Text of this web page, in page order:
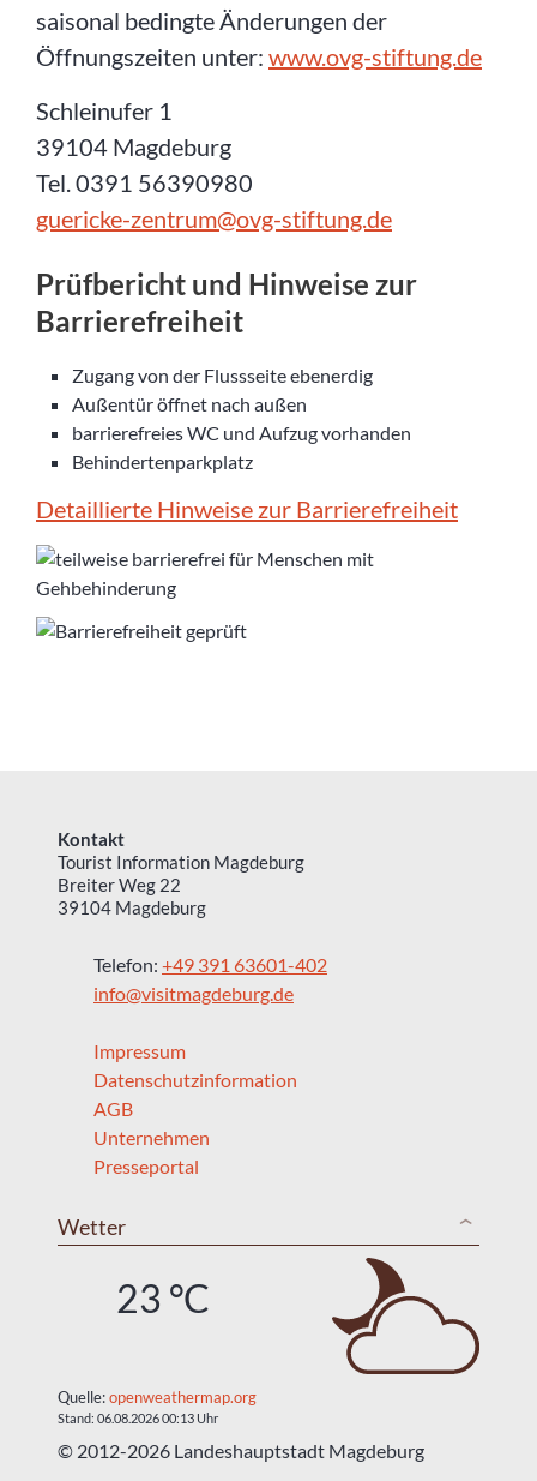
saisonal bedingte Änderungen der
Öffnungszeiten unter: www.ovg-stiftung.de
Schleinufer 1
39104 Magdeburg
Tel. 0391 56390980
guericke-zentrum@ovg-stiftung.de
Prüfbericht und Hinweise zur
Barrierefreiheit
Zugang von der Flussseite ebenerdig
Außentür öffnet nach außen
barrierefreies WC und Aufzug vorhanden
Behindertenparkplatz
Detaillierte Hinweise zur Barrierefreiheit
Kontakt
Tourist Information Magdeburg
Breiter Weg 22
39104 Magdeburg
Telefon: +49 391 63601-402
info@visitmagdeburg.de
Impressum
Datenschutzinformation
AGB
Unternehmen
Presseportal
Wetter
23 °C
Quelle:openweathermap.org
Stand: 06.08.2026 00:13 Uhr
© 2012-2026 Landeshauptstadt Magdeburg